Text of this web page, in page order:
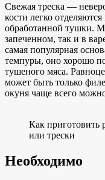
Свежая треска —
кости легко
обработанной тушки.
запеченном, так и в
самая популярная
темпуры, оно хорошо
тушеного мяса.
может быть только
окуня чаще всего
Как приготовить
или трески
Необходимо